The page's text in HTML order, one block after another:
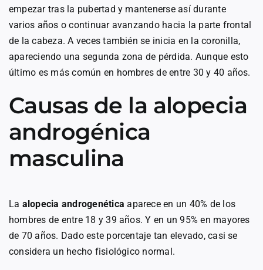
empezar tras la pubertad y mantenerse así durante
varios años o continuar avanzando hacia la parte frontal
de la cabeza. A veces también se inicia en la coronilla,
apareciendo una segunda zona de pérdida. Aunque esto
último es más común en hombres de entre 30 y 40 años.
Causas de la alopecia
androgénica
masculina
La alopecia androgenéticaaparece en un 40% de los
hombres de entre 18 y 39 años. Y en un 95% en mayores
de 70 años. Dado este porcentaje tan elevado, casi se
considera un hecho fisiológico normal.